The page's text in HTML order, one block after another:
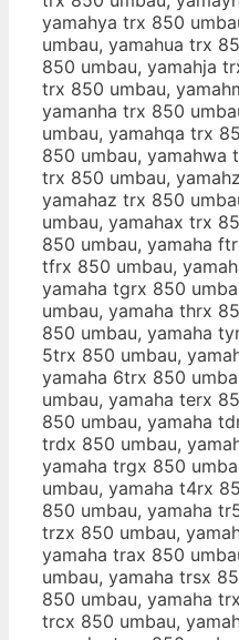
yamahya trx 850
umbau, yamahua trx
850 umbau, yamahja
trx 850 umbau,
yamanha trx 850
umbau, yamahqa trx
850 umbau, yamahwa
trx 850 umbau,
yamahaz trx 850
umbau, yamahax trx
850 umbau, yamaha
tfrx 850 umbau,
yamaha tgrx 850
umbau, yamaha thrx
850 umbau, yamaha
5trx 850 umbau,
yamaha 6trx 850
umbau, yamaha terx
850 umbau, yamaha
trdx 850 umbau,
yamaha trgx 850
umbau, yamaha t4rx
850 umbau, yamaha
trzx 850 umbau,
yamaha trax 850
umbau, yamaha trsx
850 umbau, yamaha
trcx 850 umbau,